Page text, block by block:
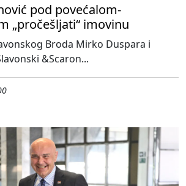
pod povećalom-
„pročešljati“ imovinu
Broda Mirko Duspara i
&Scaron...